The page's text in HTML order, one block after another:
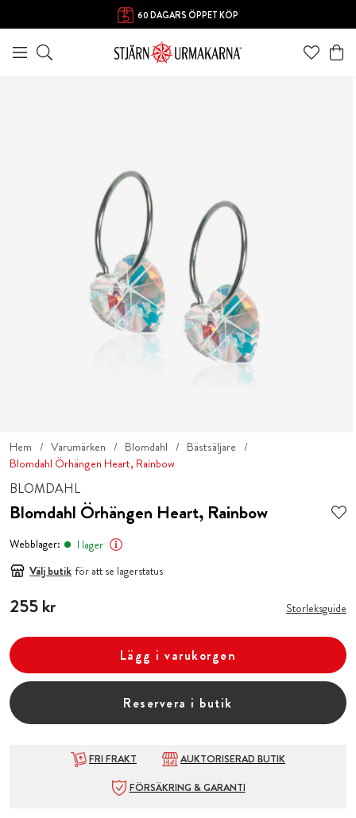
60 DAGARS ÖPPET KÖP
Hem Varumärken Blomdahl
Bästsäljare
Blomdahl Örhängen Heart, Rainbow
BLOMDAHL
Blomdahl Örhängen Heart, Rainbow
Webblager:
I lager
Välj butik för att se lagerstatus
Pris:255 kr
255 kr Storleksguide
Lägg i varukorgen
Reservera i butik
FRI FRAKT
AUKTORISERAD BUTIK
FÖRSÄKRING & GARANTI